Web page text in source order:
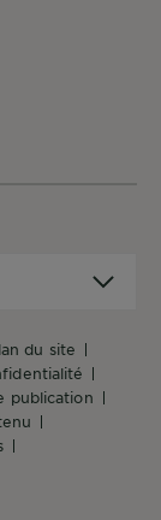
du site
publication